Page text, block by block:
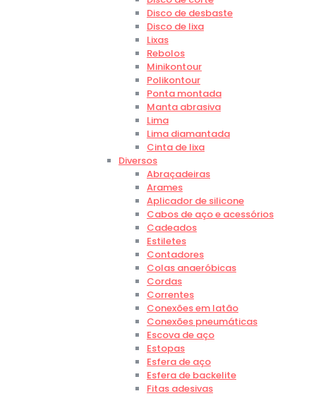
Disco de desbaste
Disco de lixa
Lixas
Rebolos
Minikontour
Polikontour
Ponta montada
Manta abrasiva
Lima
Lima diamantada
Cinta de lixa
Diversos
Abraçadeiras
Arames
Aplicador de silicone
Cabos de aço e acessórios
Cadeados
Estiletes
Contadores
Colas anaeróbicas
Cordas
Correntes
Conexões em latão
Conexões pneumáticas
Escova de aço
Estopas
Esfera de aço
Esfera de backelite
Fitas adesivas